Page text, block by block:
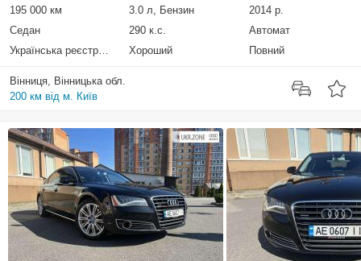
195 000 км 3.0 л, Бензин
2014 р.
Седан
290 к.с.
Автомат
Українська реєстрація
Хороший Повний
Вінниця, Вінницька обл.
200 км від м. Київ